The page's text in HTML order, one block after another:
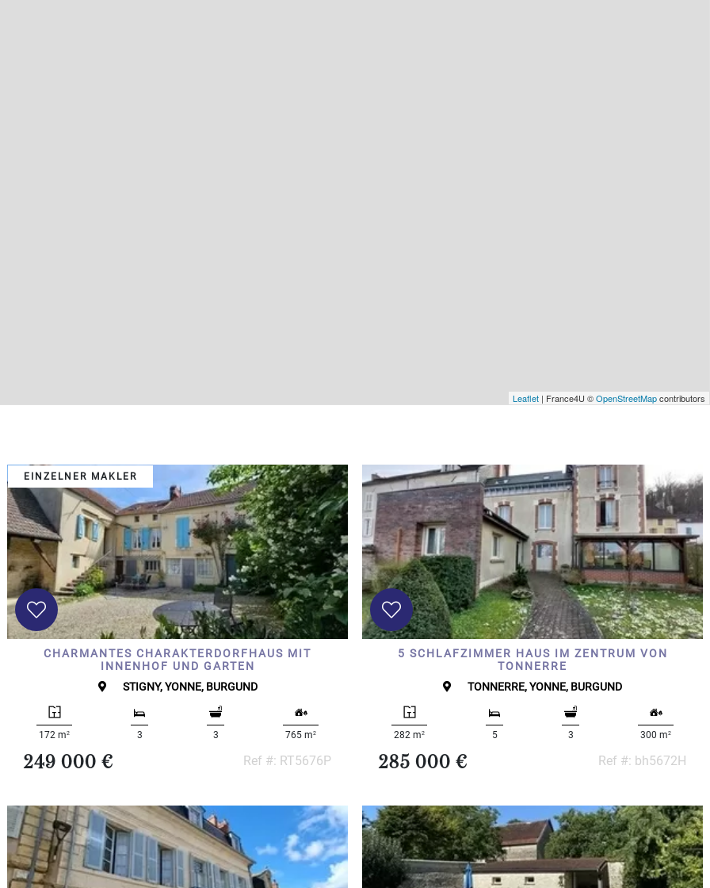
Leaflet | France4U ©OpenStreetMapcontributors
EINZELNER MAKLER
CHARMANTES CHARAKTERDORFHAUS MIT
INNENHOF UND GARTEN
STIGNY, YONNE, BURGUND
172 m2 3 3 765 m2
249 000 € Ref #: RT5676P
5 SCHLAFZIMMER HAUS IM ZENTRUM VON
TONNERRE
TONNERRE, YONNE, BURGUND
282 m2 5 3 300 m2
285 000 € Ref #: bh5672H